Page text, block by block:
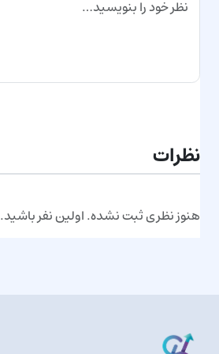
نظرات
هنوز نظری ثبت نشده. اولین نفر باشید.